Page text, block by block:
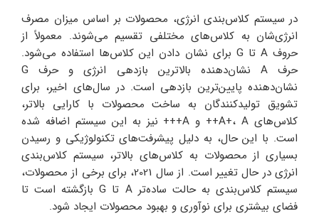
در سیستم کلاس‌بندی انرژی، محصولات بر اساس میزان مصرف
انرژی‌شان به کلاس‌های مختلفی تقسیم می‌شوند. معمولاً از
حروف A تا G برای نشان دادن این کلاس‌ها استفاده می‌شود.
حرف A نشان‌دهنده بالاترین بازدهی انرژی و حرف G
نشان‌دهنده پایین‌ترین بازدهی است. در سال‌های اخیر، برای
تشویق تولیدکنندگان به ساخت محصولات با کارایی بالاتر،
کلاس‌های A+، A++ و A+++ نیز به این سیستم اضافه شده
است. با این حال، به دلیل پیشرفت‌های تکنولوژیکی و رسیدن
بسیاری از محصولات به کلاس‌های بالاتر، سیستم کلاس‌بندی
انرژی در حال تغییر است. از سال 2021، برای برخی از محصولات،
سیستم کلاس‌بندی به حالت ساده‌تر A تا G بازگشته است تا
فضای بیشتری برای نوآوری و بهبود محصولات ایجاد شود.